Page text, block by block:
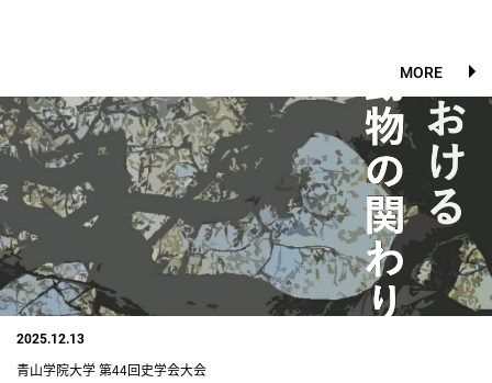
MORE
2025.12.13
青山学院大学 第44回史学会大会